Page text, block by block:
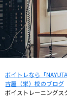
ボイトレなら「
古屋（栄）校のブログ
ボイストレーニングス